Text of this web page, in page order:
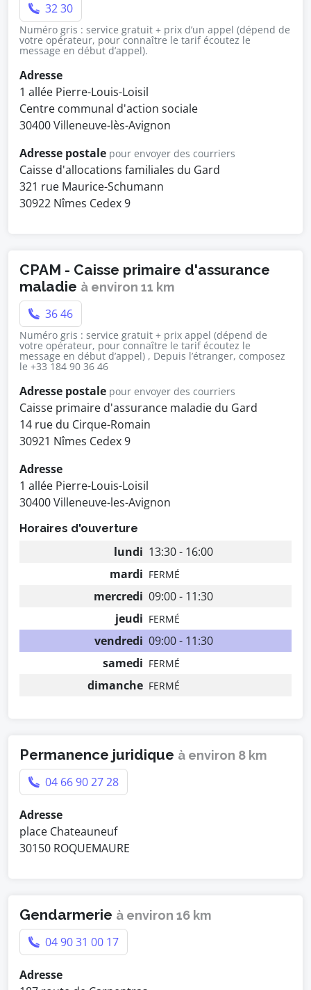
32 30
Numéro gris : service gratuit + prix d’un appel (dépend de
votre opérateur, pour connaître le tarif écoutez le
message en début d’appel).
Adresse
1 allée Pierre-Louis-Loisil
Centre communal d'action sociale
30400 Villeneuve-lès-Avignon
Adresse postale pour envoyer des courriers
Caisse d'allocations familiales du Gard
321 rue Maurice-Schumann
30922 Nîmes Cedex 9
CPAM - Caisse primaire d'assurance
maladie à environ 11 km
36 46
Numéro gris : service gratuit + prix appel (dépend de
votre opérateur, pour connaître le tarif écoutez le
message en début d’appel) , Depuis l’étranger, composez
le +33 184 90 36 46
Adresse postale pour envoyer des courriers
Caisse primaire d'assurance maladie du Gard
14 rue du Cirque-Romain
30921 Nîmes Cedex 9
Adresse
1 allée Pierre-Louis-Loisil
30400 Villeneuve-les-Avignon
Horaires d'ouverture
lundi 13:30 - 16:00
mardi FERMÉ
mercredi 09:00 - 11:30
jeudi FERMÉ
vendredi 09:00 - 11:30
samedi FERMÉ
dimanche FERMÉ
Permanence juridique à environ 8 km
04 66 90 27 28
Adresse
place Chateauneuf
30150 ROQUEMAURE
Gendarmerie à environ 16 km
04 90 31 00 17
Adresse